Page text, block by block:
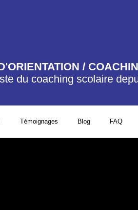
/
du coaching scolaire
Témoignages Blog FAQ